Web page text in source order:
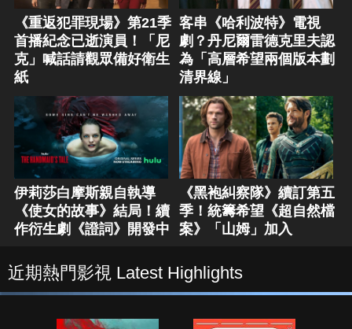
《重返犯罪現場》第21季
首播紀念已逝演員！「尼
克」喊話請觀眾備好衛生
紙
客串《哈利波特》電視
劇？丹尼爾雷德克里夫認
為「高層希望兩個版本劃
清界線」
伊莉莎白摩斯親自執導
《使女的故事》結局！續
作衍生劇《證詞》開發中
《黑袍糾察隊》續訂第五
季！統籌希望《超自然檔
案》「山姆」加入
近期熱門影視 Latest Highlights